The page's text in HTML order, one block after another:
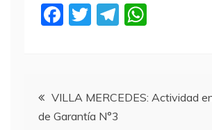
F
b
T
T
a A
Navegación
VILLA MERCEDES: Actividad
de Garantía N°3